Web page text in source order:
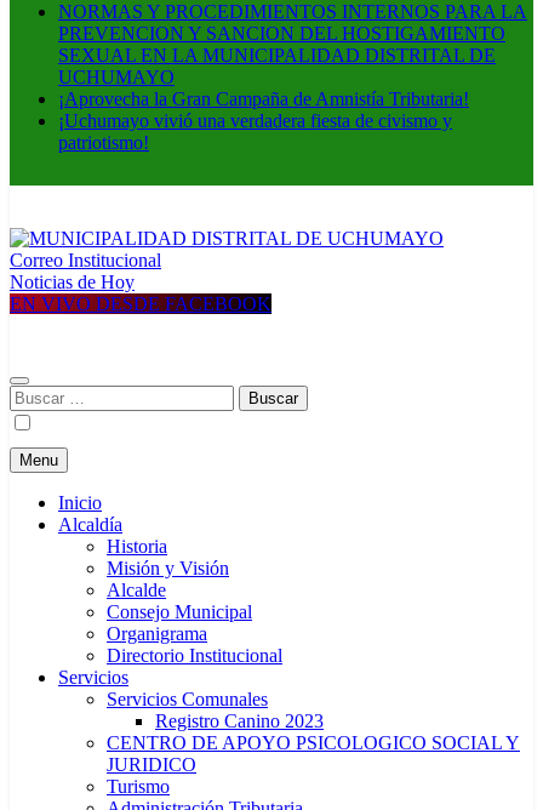
NORMAS Y PROCEDIMIENTOS INTERNOS PARA LA
PREVENCION Y SANCION DEL HOSTIGAMIENTO
SEXUAL EN LA MUNICIPALIDAD DISTRITAL DE
UCHUMAYO
¡Aprovecha la Gran Campaña de Amnistía Tributaria!
¡Uchumayo vivió una verdadera fiesta de civismo y
patriotismo!
MUNICIPALIDAD DISTRITAL DE UCHUMAYO
Construyendo una nueva Historia
Correo Institucional
Noticias de Hoy
EN VIVO DESDE FACEBOOK
Buscar:
Menu
Inicio
Alcaldía
Historia
Misión y Visión
Alcalde
Consejo Municipal
Organigrama
Directorio Institucional
Servicios
Servicios Comunales
Registro Canino 2023
CENTRO DE APOYO PSICOLOGICO SOCIAL Y
JURIDICO
Turismo